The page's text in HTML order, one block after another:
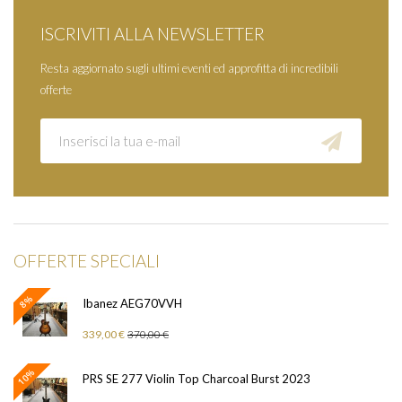
ISCRIVITI ALLA NEWSLETTER
Resta aggiornato sugli ultimi eventi ed approfitta di incredibili
offerte
OFFERTE SPECIALI
8% Ibanez AEG70VVH
339,00 € 370,00 €
10% PRS SE 277 Violin Top Charcoal Burst 2023